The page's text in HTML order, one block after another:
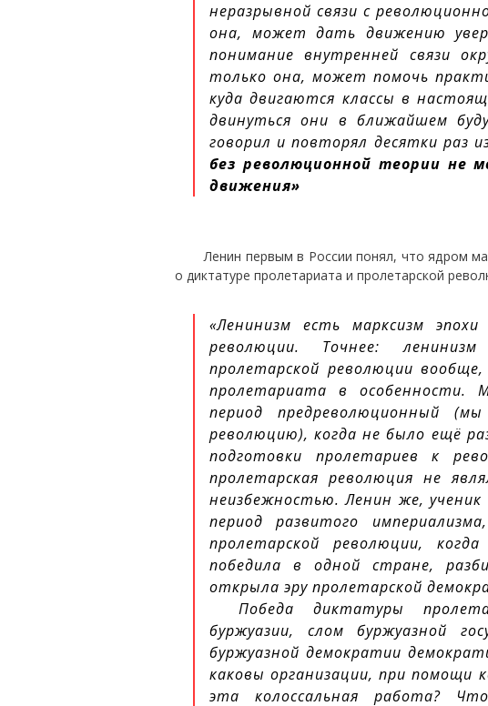
неразрывной связи с
она, может дать движению
понимание внутренней связи
только она, может помочь
куда двигаются классы в
двинуться они в ближайшем
говорил и повторял десятки раз
без революционной теории не
движения»
Ленин первым в России понял, что ядром
о диктатуре пролетариата и пролетарской
«Ленинизм есть марксизм
революции. Точнее:
пролетарской революции
пролетариата в особенности.
период предреволюционный
революцию), когда не было ещё
подготовки пролетариев к
пролетарская революция не
неизбежностью. Ленин же, ученик
период развитого
пролетарской революции,
победила в одной стране,
открыла эру пролетарской
Победа диктатуры
буржуазии, слом буржуазной
буржуазной демократии
каковы организации, при
эта колоссальная работа?